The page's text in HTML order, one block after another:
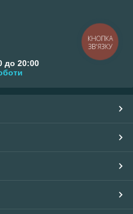
до 20:00
КНОПКА
ЗВ'ЯЗКУ